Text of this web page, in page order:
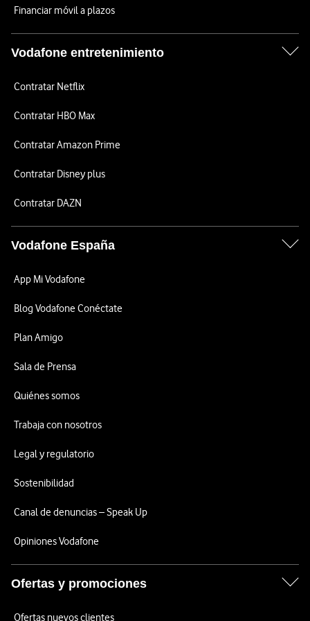
Financiar móvil a plazos
Vodafone entretenimiento
Contratar Netflix
Contratar HBO Max
Contratar Amazon Prime
Contratar Disney plus
Contratar DAZN
Vodafone España
App Mi Vodafone
Blog Vodafone Conéctate
Plan Amigo
Sala de Prensa
Quiénes somos
Trabaja con nosotros
Legal y regulatorio
Sostenibilidad
Canal de denuncias – Speak Up
Opiniones Vodafone
Ofertas y promociones
Ofertas nuevos clientes